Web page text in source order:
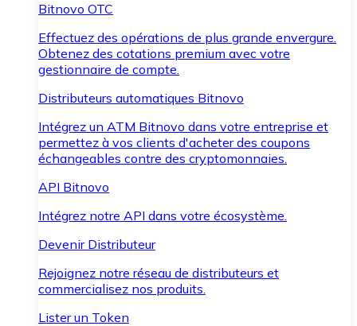
Bitnovo OTC
Effectuez des opérations de plus grande envergure.
Obtenez des cotations premium avec votre
gestionnaire de compte.
Distributeurs automatiques Bitnovo
Intégrez un ATM Bitnovo dans votre entreprise et
permettez à vos clients d'acheter des coupons
échangeables contre des cryptomonnaies.
API Bitnovo
Intégrez notre API dans votre écosystème.
Devenir Distributeur
Rejoignez notre réseau de distributeurs et
commercialisez nos produits.
Lister un Token